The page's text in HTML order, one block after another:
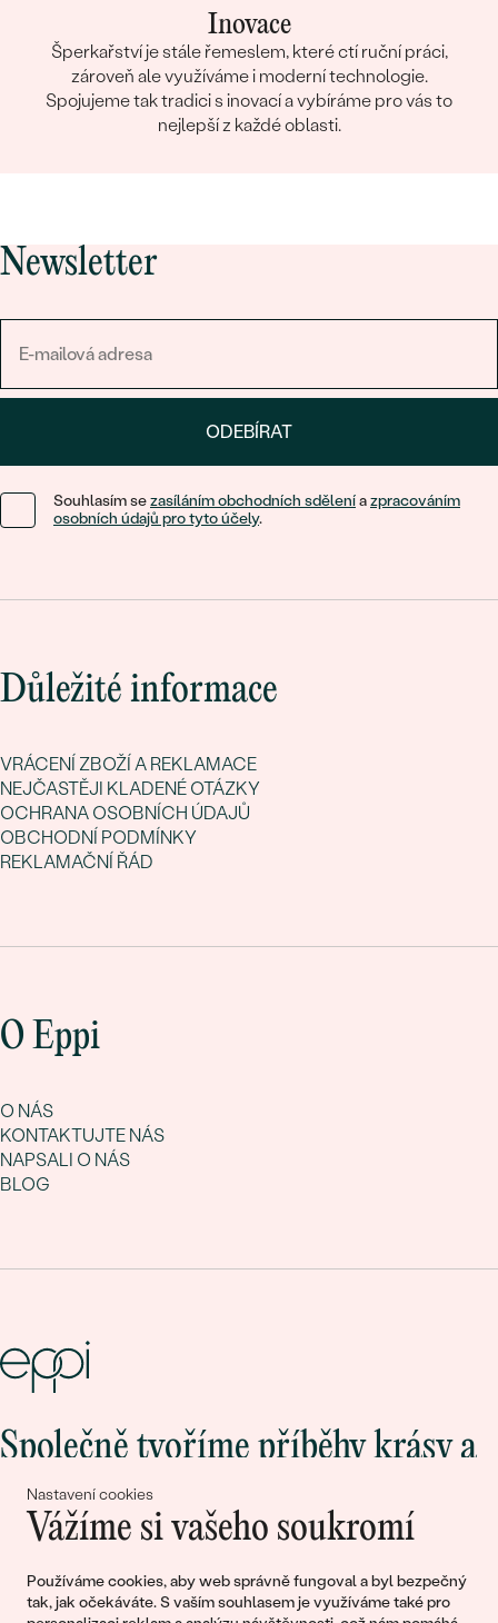
Nastavení cookies
Vážíme si vašeho soukromí
Používáme cookies, aby web správně fungoval a byl bezpečný
tak, jak očekáváte. S vaším souhlasem je využíváme také pro
Inovace
Šperkařství je stále řemeslem, které ctí ruční práci,
zároveň ale využíváme i moderní technologie.
Spojujeme tak tradici s inovací a vybíráme pro vás to
nejlepší z každé oblasti.
Newsletter
ODEBÍRAT
Souhlasím sezasíláním obchodních sděleníazpracováním
osobních údajů pro tyto účely.
Důležité informace
VRÁCENÍ ZBOŽÍ A REKLAMACE
NEJČASTĚJI KLADENÉ OTÁZKY
OCHRANA OSOBNÍCH ÚDAJŮ
OBCHODNÍ PODMÍNKY
REKLAMAČNÍ ŘÁD
O Eppi
O NÁS
KONTAKTUJTE NÁS
NAPSALI O NÁS
BLOG
Společně tvoříme příběhy krásy a
lásky